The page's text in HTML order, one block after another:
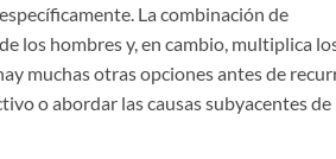
La combinación de
los hombres y, en cambio, multiplica
muchas otras opciones antes de
o abordar las causas subyacentes de